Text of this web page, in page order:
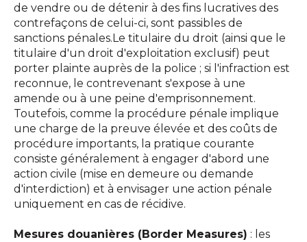
de vendre ou de détenir à des fins lucratives des
contrefaçons de celui-ci, sont passibles de
sanctions pénales.Le titulaire du droit (ainsi que le
titulaire d'un droit d'exploitation exclusif) peut
porter plainte auprès de la police ; si l'infraction est
reconnue, le contrevenant s'expose à une
amende ou à une peine d'emprisonnement.
Toutefois, comme la procédure pénale implique
une charge de la preuve élevée et des coûts de
procédure importants, la pratique courante
consiste généralement à engager d'abord une
action civile (mise en demeure ou demande
d'interdiction) et à envisager une action pénale
uniquement en cas de récidive.
Mesures douanières (Border Measures) : les